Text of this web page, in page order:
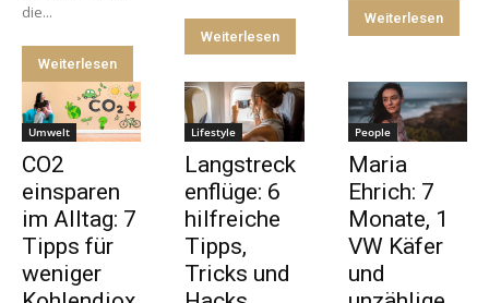
die...
Weiterlesen
Weiterlesen
Weiterlesen
Umwelt
CO2
einsparen
im Alltag: 7
Tipps für
weniger
Lifestyle
Langstreck
enflüge: 6
hilfreiche
Tipps,
Tricks und
People
Maria
Ehrich: 7
Monate, 1
VW Käfer
und